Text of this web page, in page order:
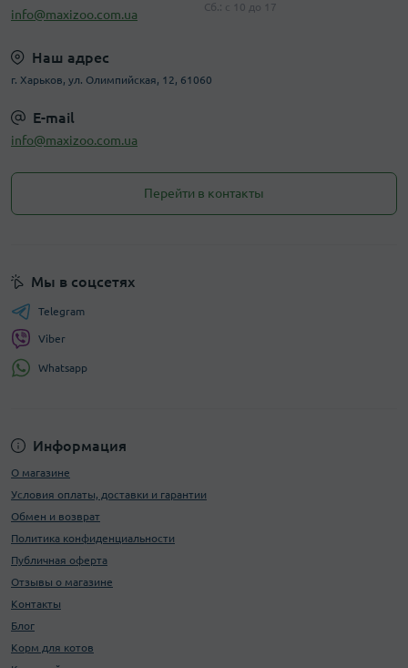
info@maxizoo.com.ua
Сб.: с 10 до 17
Наш адрес
г. Харьков, ул. Олимпийская, 12, 61060
E-mail
info@maxizoo.com.ua
Перейти в контакты
Информация
О магазине
Условия оплаты, доставки и гарантии
Обмен и возврат
Политика конфиденциальности
Публичная оферта
Отзывы о магазине
Контакты
Блог
Корм для котов
Мы в соцсетях
Telegram
Viber
Whatsapp